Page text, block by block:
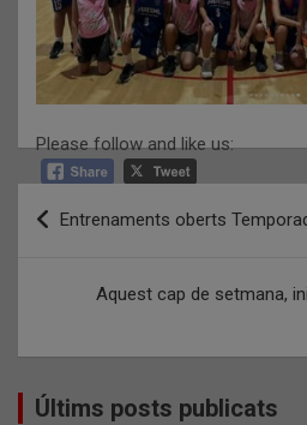
Please follow and like us:
Navegació
d'entrades
Entrenaments oberts
Aquest cap de setmana,
Últims posts publicats